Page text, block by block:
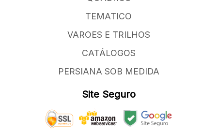
TEMATICO
VAROES E TRILHOS
CATÁLOGOS
PERSIANA SOB MEDIDA
Site Seguro